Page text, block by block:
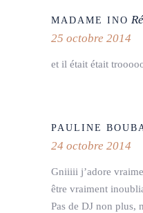
MADAME INO
25 octobre 2014
et il était était
PAULINE
24 octobre 2014
Gniiiii j’adore
être vraiment
Pas de DJ non plus,